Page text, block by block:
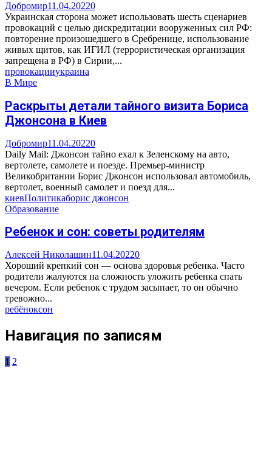
Добромир11.04.20220
Украинская сторона может использовать шесть сценариев
провокаций с целью дискредитации вооруженных сил РФ:
повторение произошедшего в Сребренице, использование
живых щитов, как ИГИЛ (террористическая организация
запрещена в РФ) в Сирии,...
провокацииукраина
В Мире
Раскрыты детали тайного визита Бориса
Джонсона в Киев
Добромир11.04.20220
Daily Mail: Джонсон тайно ехал к Зеленскому на авто,
вертолете, самолете и поезде. Премьер-министр
Великобритании Борис Джонсон использовал автомобиль,
вертолет, военный самолет и поезд для...
киевПолитикаборис джонсон
Образование
Ребенок и сон: советы родителям
Алексей Николашин11.04.20220
Хороший крепкий сон — основа здоровья ребенка. Часто
родители жалуются на сложность уложить ребенка спать
вечером. Если ребенок с трудом засыпает, то он обычно
тревожно...
ребёноксон
Навигация по записям
1 2